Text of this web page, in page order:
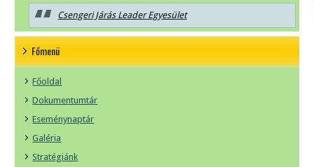
Csengeri Járás Leader Egyesület
Főmenü
Főoldal
Dokumentumtár
Eseménynaptár
Galéria
Stratégiánk